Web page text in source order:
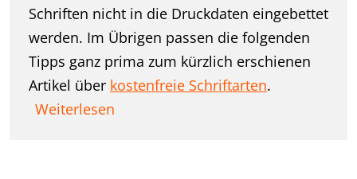
Schriften nicht in die Druckdaten eingebettet
werden. Im Übrigen passen die folgenden
Tipps ganz prima zum kürzlich erschienen
Artikel über kostenfreie Schriftarten.
Weiterlesen